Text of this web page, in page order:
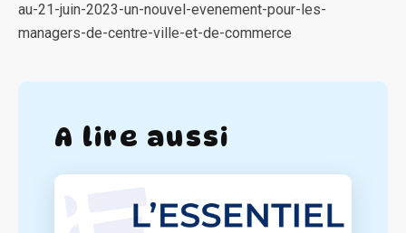
au-21-juin-2023-un-nouvel-evenement-pour-les-
managers-de-centre-ville-et-de-commerce
A lire aussi